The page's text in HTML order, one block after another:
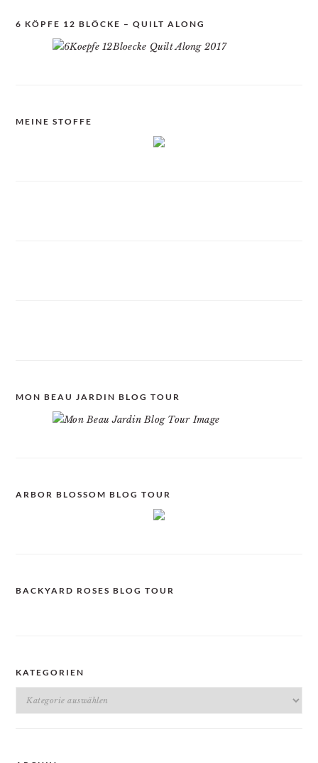
6 KÖPFE 12 BLÖCKE – QUILT ALONG
MEINE STOFFE
MON BEAU JARDIN BLOG TOUR
ARBOR BLOSSOM BLOG TOUR
BACKYARD ROSES BLOG TOUR
KATEGORIEN
Kategorien